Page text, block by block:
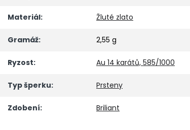
Materiál: Žluté zlato
Gramáž: 2,55 g
Ryzost: Au 14 karátů, 585/1000
Typ šperku: Prsteny
Zdobení: Briliant